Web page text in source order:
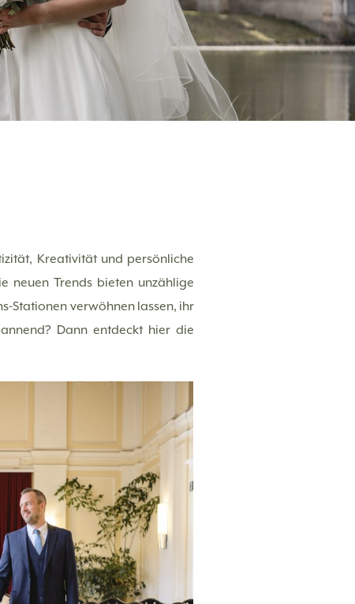
Kreativität und persönliche
neuen Trends bieten unzählige
Stationen verwöhnen lassen, ihr
Dann entdeckt hier die